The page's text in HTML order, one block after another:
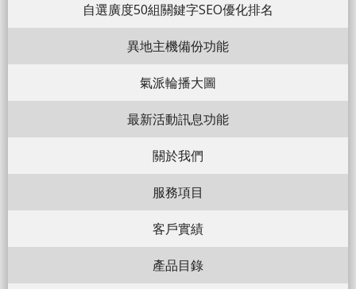
自選廣度50組關鍵字SEO優化排名
異地主機備份功能
氣派輪播大圖
最新活動訊息功能
關於我們
服務項目
客戶實績
產品目錄